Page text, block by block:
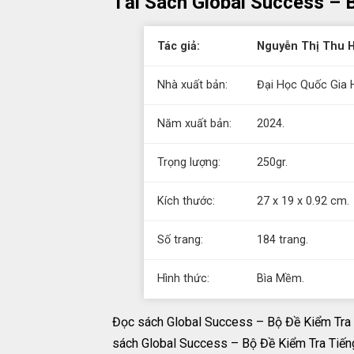
Tác giả: Nguyễn Thị Thu
Nhà xuất bản: Đại Học Quốc Gia
Năm xuất bản: 2024.
Trọng lượng: 250gr.
Kích thước: 27 x 19 x 0.92 cm.
Số trang: 184 trang.
Hình thức: Bìa Mềm.
Đọc sách Global Success – Bộ Đề Kiểm
sách Global Success – Bộ Đề Kiểm Tra